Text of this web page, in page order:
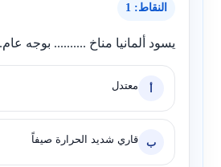
النقاط: 1
يسود ألمانيا مناخ .......... بوجه عام.
أ معتدل
ب قاري شديد الحرارة صيفاً